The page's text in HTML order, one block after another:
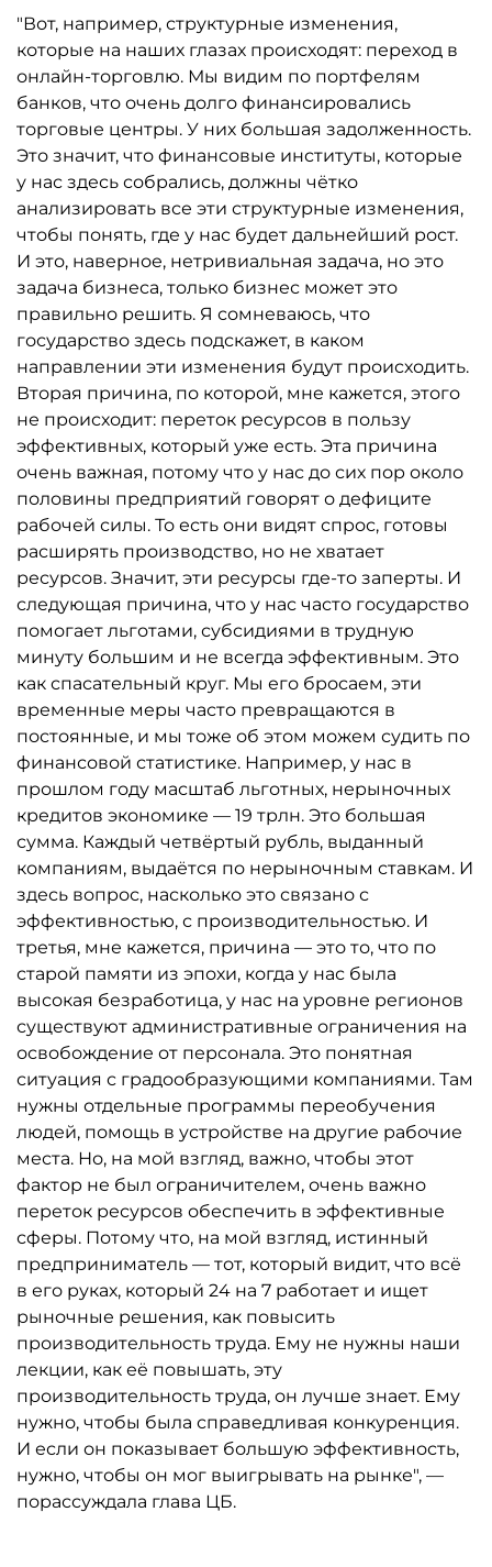
"Вот, например, структурные изменения,
которые на наших глазах происходят: переход в
онлайн-торговлю. Мы видим по портфелям
банков, что очень долго финансировались
торговые центры. У них большая задолженность.
Это значит, что финансовые институты, которые
у нас здесь собрались, должны чётко
анализировать все эти структурные изменения,
чтобы понять, где у нас будет дальнейший рост.
И это, наверное, нетривиальная задача, но это
задача бизнеса, только бизнес может это
правильно решить. Я сомневаюсь, что
государство здесь подскажет, в каком
направлении эти изменения будут происходить.
Вторая причина, по которой, мне кажется, этого
не происходит: переток ресурсов в пользу
эффективных, который уже есть. Эта причина
очень важная, потому что у нас до сих пор около
половины предприятий говорят о дефиците
рабочей силы. То есть они видят спрос, готовы
расширять производство, но не хватает
ресурсов. Значит, эти ресурсы где-то заперты. И
следующая причина, что у нас часто государство
помогает льготами, субсидиями в трудную
минуту большим и не всегда эффективным. Это
как спасательный круг. Мы его бросаем, эти
временные меры часто превращаются в
постоянные, и мы тоже об этом можем судить по
финансовой статистике. Например, у нас в
прошлом году масштаб льготных, нерыночных
кредитов экономике — 19 трлн. Это большая
сумма. Каждый четвёртый рубль, выданный
компаниям, выдаётся по нерыночным ставкам. И
здесь вопрос, насколько это связано с
эффективностью, с производительностью. И
третья, мне кажется, причина — это то, что по
старой памяти из эпохи, когда у нас была
высокая безработица, у нас на уровне регионов
существуют административные ограничения на
освобождение от персонала. Это понятная
ситуация с градообразующими компаниями. Там
нужны отдельные программы переобучения
людей, помощь в устройстве на другие рабочие
места. Но, на мой взгляд, важно, чтобы этот
фактор не был ограничителем, очень важно
переток ресурсов обеспечить в эффективные
сферы. Потому что, на мой взгляд, истинный
предприниматель — тот, который видит, что всё
в его руках, который 24 на 7 работает и ищет
рыночные решения, как повысить
производительность труда. Ему не нужны наши
лекции, как её повышать, эту
производительность труда, он лучше знает. Ему
нужно, чтобы была справедливая конкуренция.
И если он показывает большую эффективность,
нужно, чтобы он мог выигрывать на рынке", —
порассуждала глава ЦБ.